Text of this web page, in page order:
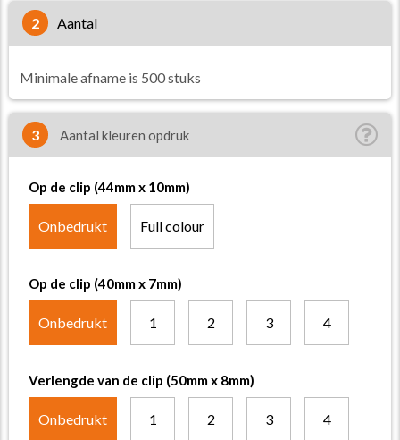
2 aantal
Minimale afname is 500 stuks
3 Aantal kleuren opdruk
Op de clip (44mm x 10mm)
Onbedrukt Full colour
Op de clip (40mm x 7mm)
Onbedrukt 1 2 3 4
Verlengde van de clip (50mm x 8mm)
Onbedrukt 1 2 3 4